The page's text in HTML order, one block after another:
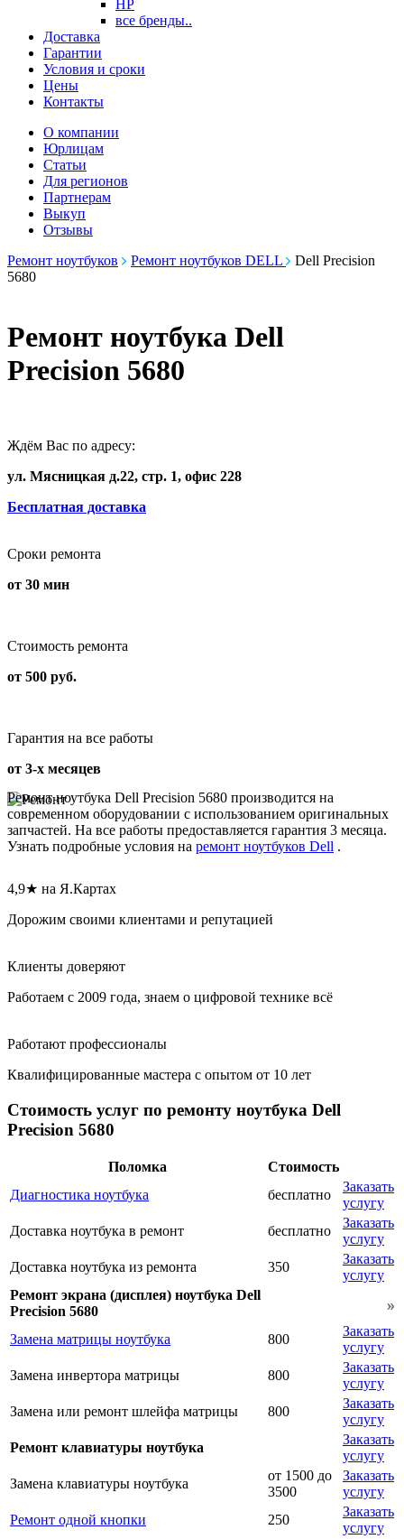
HP
все бренды..
Доставка
Гарантии
Условия и сроки
Цены
Контакты
О компании
Юрлицам
Статьи
Для регионов
Партнерам
Выкуп
Отзывы
Ремонт ноутбуков
Ремонт ноутбуков DELL
Dell Precision
5680
Ремонт ноутбука Dell
Precision 5680
Ждём Вас по адресу:
ул. Мясницкая д.22, стр. 1, офис 228
Бесплатная доставка
Сроки ремонта
от 30 мин
Стоимость ремонта
от 500 руб.
Гарантия на все работы
от 3-х месяцев
Ремонт ноутбука Dell Precision 5680 производится на
современном оборудовании с использованием оригинальных
запчастей. На все работы предоставляется гарантия 3 месяца.
Узнать подробные условия на ремонт ноутбуков Dell .
4,9★ на Я.Картах
Дорожим своими клиентами и репутацией
Клиенты доверяют
Работаем с 2009 года, знаем о цифровой технике всё
Работают профессионалы
Квалифицированные мастера с опытом от 10 лет
Стоимость услуг по ремонту ноутбука Dell
Precision 5680
Поломка
Стоимость
Диагностика ноутбука
бесплатно
Заказать
услугу
Доставка ноутбука в ремонт
бесплатно
Заказать
услугу
Доставка ноутбука из ремонта
350
Заказать
услугу
Ремонт экрана (дисплея) ноутбука Dell
Precision 5680
Замена матрицы ноутбука
800
Заказать
услугу
Замена инвертора матрицы
800
Заказать
услугу
Замена или ремонт шлейфа матрицы
800
Заказать
услугу
Ремонт клавиатуры ноутбука
Заказать
услугу
Замена клавиатуры ноутбука
от 1500 до
3500
Заказать
услугу
Ремонт одной кнопки
250
Заказать
услугу